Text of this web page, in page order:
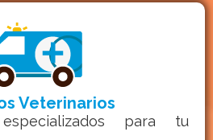
Veterinarios
para tu